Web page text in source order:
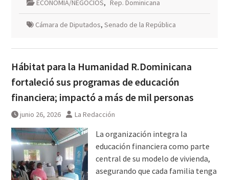
ECONOMIA/NEGOCIOS, Rep. Dominicana
Cámara de Diputados, Senado de la República
Hábitat para la Humanidad R.Dominicana
fortaleció sus programas de educación
financiera; impactó a más de mil personas
junio 26, 2026 La Redacción
La organización integra la
educación financiera como parte
central de su modelo de vivienda,
asegurando que cada familia tenga